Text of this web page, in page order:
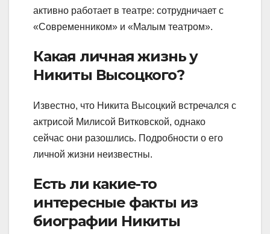
активно работает в театре: сотрудничает с
«Современником» и «Малым театром».
Какая личная жизнь у
Никиты Высоцкого?
Известно, что Никита Высоцкий встречался с
актрисой Милисой Витковской, однако
сейчас они разошлись. Подробности о его
личной жизни неизвестны.
Есть ли какие-то
интересные факты из
биографии Никиты